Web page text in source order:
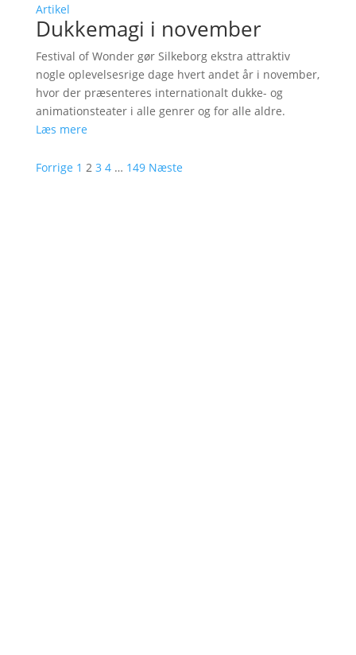
Artikel
Dukkemagi i november
Festival of Wonder gør Silkeborg ekstra attraktiv
nogle oplevelsesrige dage hvert andet år i november,
hvor der præsenteres internationalt dukke- og
animationsteater i alle genrer og for alle aldre.
Læs mere
Forrige 1 2 3 4 … 149 Næste